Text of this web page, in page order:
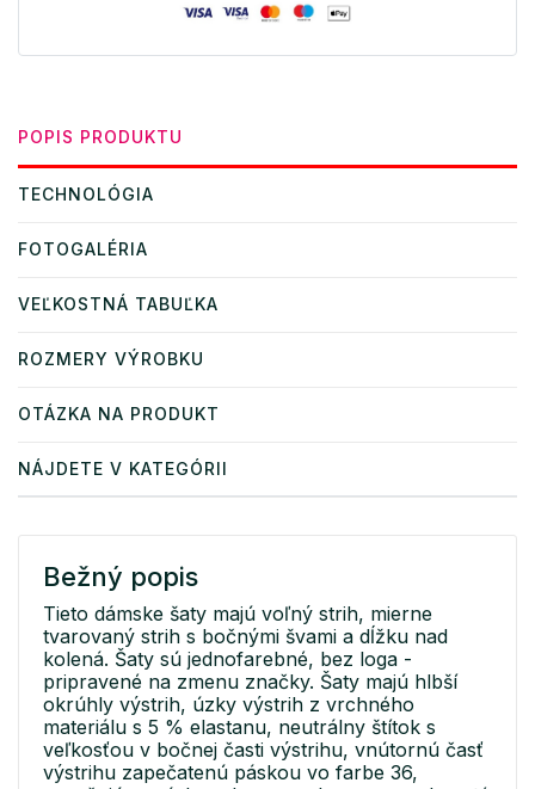
POPIS PRODUKTU
TECHNOLÓGIA
FOTOGALÉRIA
VEĽKOSTNÁ TABUĽKA
ROZMERY VÝROBKU
OTÁZKA NA PRODUKT
NÁJDETE V KATEGÓRII
Bežný popis
Tieto dámske šaty majú voľný strih, mierne
tvarovaný strih s bočnými švami a dĺžku nad
kolená. Šaty sú jednofarebné, bez loga -
pripravené na zmenu značky. Šaty majú hlbší
okrúhly výstrih, úzky výstrih z vrchného
materiálu s 5 % elastanu, neutrálny štítok s
veľkosťou v bočnej časti výstrihu, vnútornú časť
výstrihu zapečatenú páskou vo farbe 36,